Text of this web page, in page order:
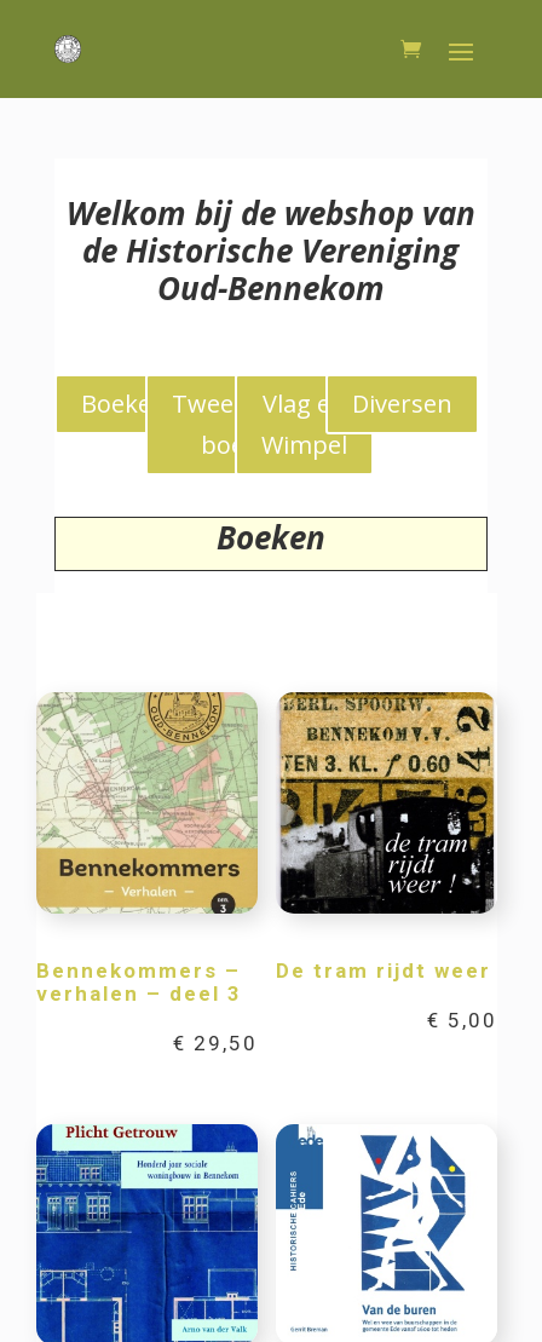
Welkom bij de webshop van
de Historische Vereniging
Oud-Bennekom
Boeken
Tweedekans
boeken
Vlag en
Wimpel
Diversen
Boeken
Bennekommers –
verhalen – deel 3
€ 29,50
De tram rijdt weer
€ 5,00